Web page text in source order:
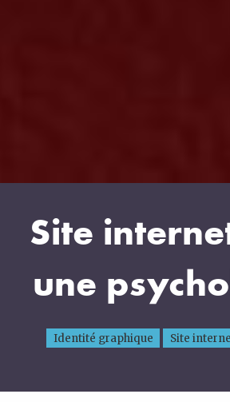
Site
une
Identité graphique Site